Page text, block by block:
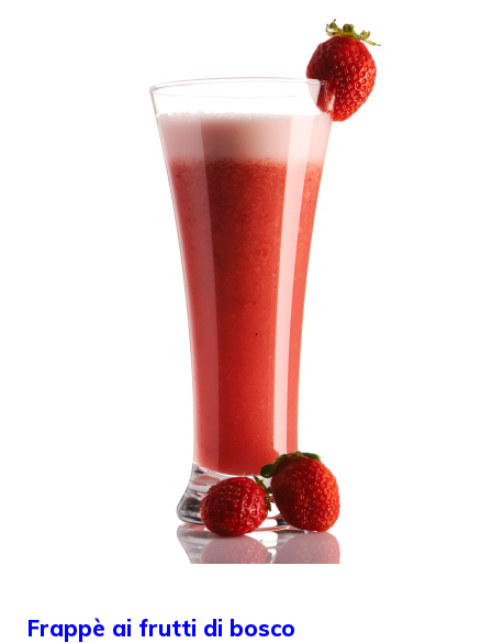
Frappè ai frutti di bosco